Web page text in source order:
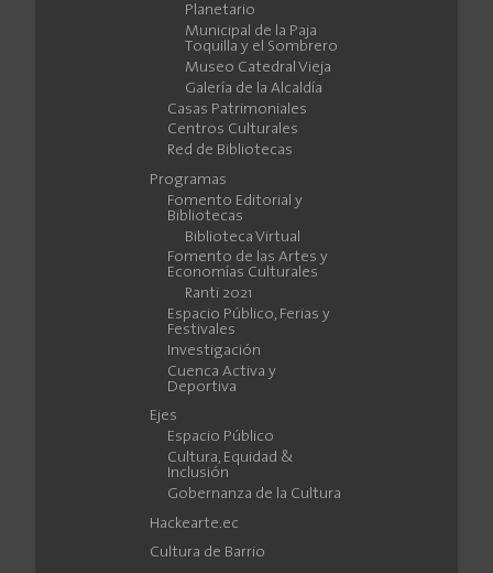
Planetario
Municipal de la Paja
Toquilla y el Sombrero
Museo Catedral Vieja
Galería de la Alcaldía
Casas Patrimoniales
Centros Culturales
Red de Bibliotecas
Programas
Fomento Editorial y
Bibliotecas
Biblioteca Virtual
Fomento de las Artes y
Economías Culturales
Ranti 2021
Espacio Público, Ferias y
Festivales
Investigación
Cuenca Activa y
Deportiva
Ejes
Espacio Público
Cultura, Equidad &
Inclusión
Gobernanza de la Cultura
Hackearte.ec
Cultura de Barrio